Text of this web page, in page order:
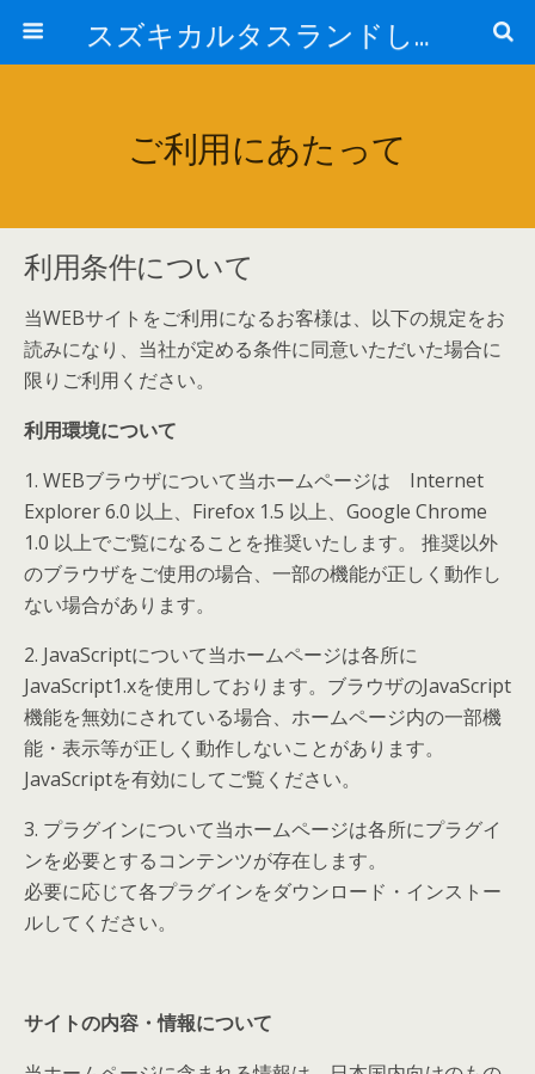
スズキカルタスランドしまなみ
ご利用にあたって
利用条件について
当WEBサイトをご利用になるお客様は、以下の規定をお
読みになり、当社が定める条件に同意いただいた場合に
限りご利用ください。
利用環境について
1. WEBブラウザについて当ホームページは Internet
Explorer 6.0 以上、Firefox 1.5 以上、Google Chrome
1.0 以上でご覧になることを推奨いたします。 推奨以外
のブラウザをご使用の場合、一部の機能が正しく動作し
ない場合があります。
2. JavaScriptについて当ホームページは各所に
JavaScript1.xを使用しております。ブラウザのJavaScript
機能を無効にされている場合、ホームページ内の一部機
能・表示等が正しく動作しないことがあります。
JavaScriptを有効にしてご覧ください。
3. プラグインについて当ホームページは各所にプラグイ
ンを必要とするコンテンツが存在します。
必要に応じて各プラグインをダウンロード・インストー
ルしてください。
サイトの内容・情報について